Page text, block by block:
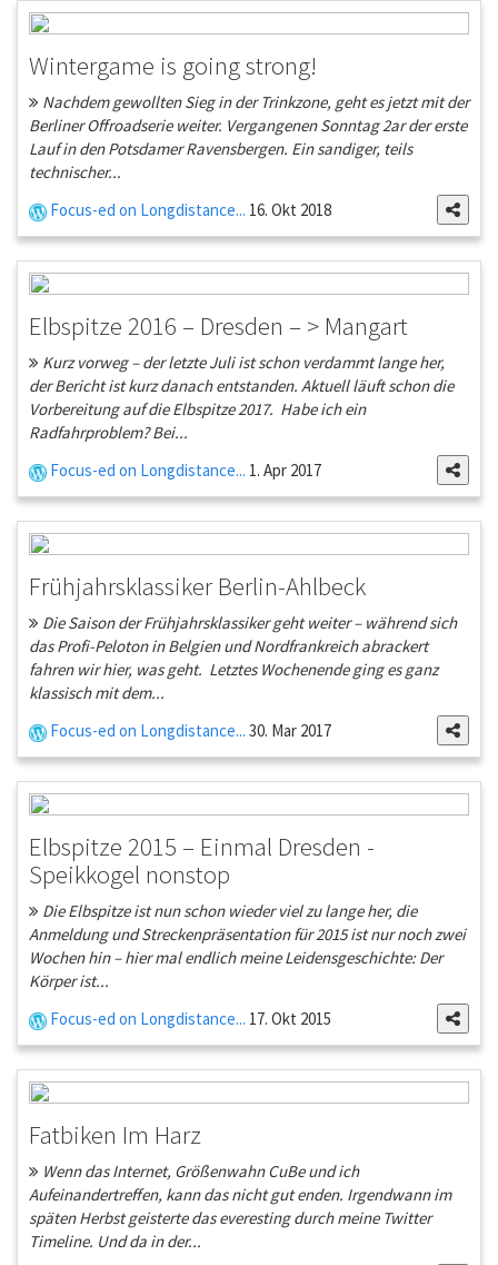
Wintergame is going strong!
Nachdem gewollten Sieg in der Trinkzone, geht es jetzt mit der
Berliner Offroadserie weiter. Vergangenen Sonntag 2ar der erste
Lauf in den Potsdamer Ravensbergen. Ein sandiger, teils
technischer...
Focus-ed on Longdistance... 16. Okt 2018
Elbspitze 2016 – Dresden – > Mangart
Kurz vorweg – der letzte Juli ist schon verdammt lange her,
der Bericht ist kurz danach entstanden. Aktuell läuft schon die
Vorbereitung auf die Elbspitze 2017. Habe ich ein
Radfahrproblem? Bei...
Focus-ed on Longdistance... 1. Apr 2017
Frühjahrsklassiker Berlin-Ahlbeck
Die Saison der Frühjahrsklassiker geht weiter – während sich
das Profi-Peloton in Belgien und Nordfrankreich abrackert
fahren wir hier, was geht. Letztes Wochenende ging es ganz
klassisch mit dem...
Focus-ed on Longdistance... 30. Mar 2017
Elbspitze 2015 – Einmal Dresden -
Speikkogel nonstop
Die Elbspitze ist nun schon wieder viel zu lange her, die
Anmeldung und Streckenpräsentation für 2015 ist nur noch zwei
Wochen hin – hier mal endlich meine Leidensgeschichte: Der
Körper ist...
Focus-ed on Longdistance... 17. Okt 2015
Fatbiken Im Harz
Wenn das Internet, Größenwahn CuBe und ich
Aufeinandertreffen, kann das nicht gut enden. Irgendwann im
späten Herbst geisterte das everesting durch meine Twitter
Timeline. Und da in der...